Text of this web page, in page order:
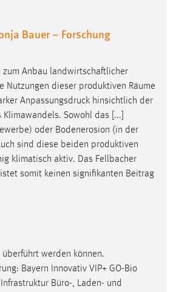
Bauer – Forschung
zum Anbau landwirtschaftlicher
Nutzungen dieser produktiven
Räume
Anpassungsdruck hinsichtlich der
Sowohl das [...]
oder Bodenerosion (in der
sind diese beiden produktiven
klimatisch aktiv. Das Fellbacher
somit keinen signifikanten Beitrag
werden können.
Bayern Innovativ VIP+ GO-Bio
Büro-, Laden- und